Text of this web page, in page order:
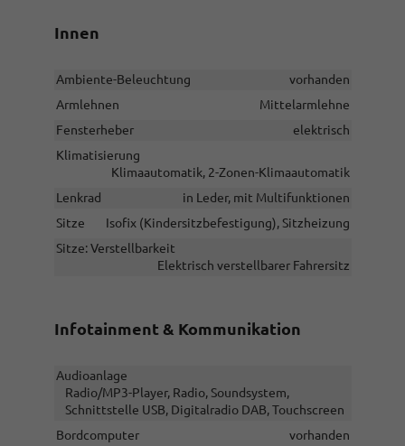
Innen
Ambiente-Beleuchtung
vorhanden
Armlehnen
Mittelarmlehne
Fensterheber
elektrisch
Klimatisierung
Klimaautomatik, 2-Zonen-Klimaautomatik
Lenkrad
in Leder, mit Multifunktionen
Sitze
Isofix (Kindersitzbefestigung), Sitzheizung
Sitze: Verstellbarkeit
Elektrisch verstellbarer Fahrersitz
Infotainment & Kommunikation
Audioanlage
Radio/MP3-Player, Radio, Soundsystem,
Schnittstelle USB, Digitalradio DAB, Touchscreen
Bordcomputer
vorhanden